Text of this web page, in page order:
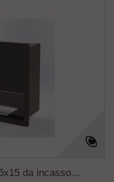
da incasso...